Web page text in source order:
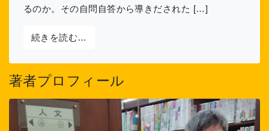
るのか。その自問自答から導きだされた […]
続きを読む…
著者プロフィール